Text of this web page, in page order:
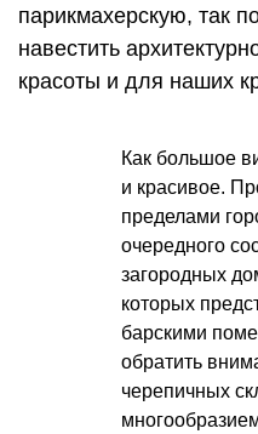
парикмахерскую, так
навестить
красоты и для наших
Как большое
и красивое.
пределами
очередного
загородных
которых
барскими
обратить
черепичных